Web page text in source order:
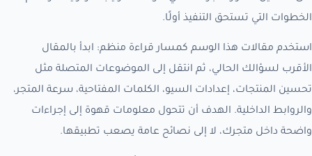
الخطوات التي تستحق التنفيذ أولًا.
استخدم مقالات هذا الوسم كمسار قراءة منظم: ابدأ بالمقال
الأقرب لسؤالك الحالي، ثم انتقل إلى الموضوعات المتصلة مثل
تحسين المنتجات، إعدادات السيو، الكلمات المفتاحية، سرعة المتجر،
والروابط الداخلية. الهدف أن تتحول معلومات قهوة إلى إجراءات
واضحة داخل متجرك، لا إلى نصائح عامة يصعب تطبيقها.